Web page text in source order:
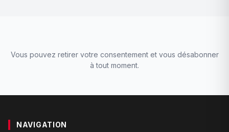
Vous pouvez retirer votre consentement et vous désabonner
à tout moment.
NAVIGATION